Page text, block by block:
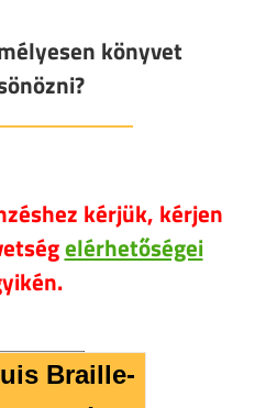
könyvet
kérjük, kérjen
elérhetőségei
Braille-